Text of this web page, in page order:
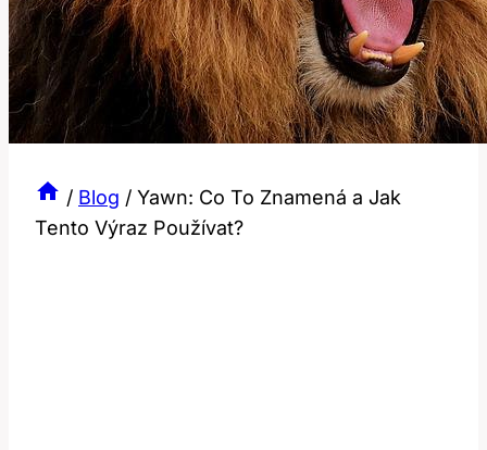
/ Blog / Yawn: Co To Znamená a Jak
Tento Výraz Používat?